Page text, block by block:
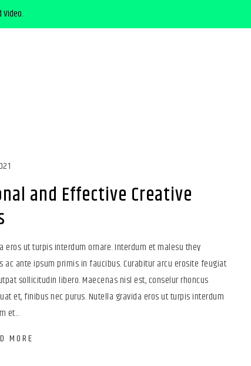
and Effective Creative
eros ut turpis interdum ornare. Interdum et malesu they
ac ante ipsum primis in faucibus. Curabitur arcu erosite feugiat
sollicitudin libero. Maecenas nisl est, conselur rhoncus
et, finibus nec purus. Nutella gravida eros ut turpis interdum
et...
MORE